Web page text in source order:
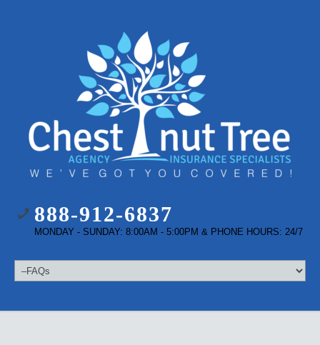
888-912-6837
MONDAY - SUNDAY: 8:00AM - 5:00PM & PHONE HOURS: 24/7